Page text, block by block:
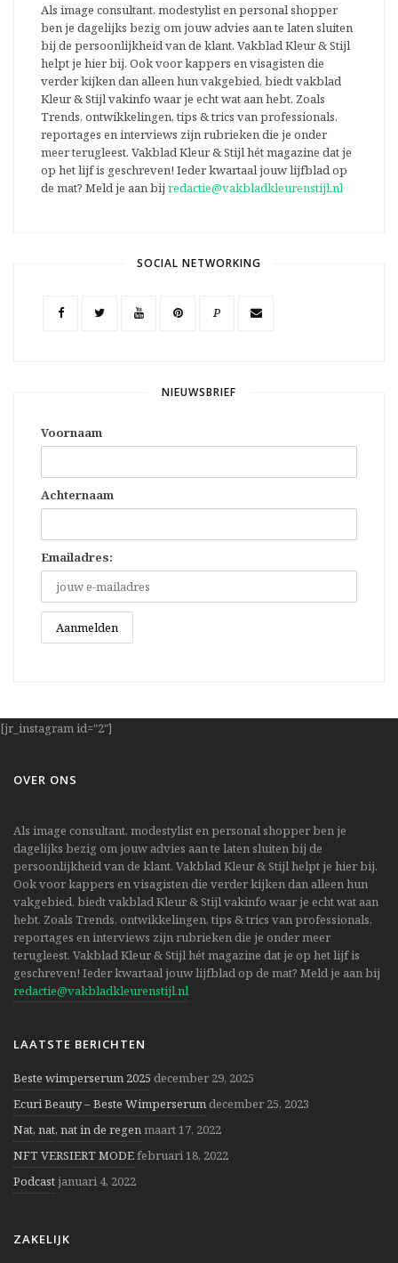
Als image consultant, modestylist en personal shopper
ben je dagelijks bezig om jouw advies aan te laten sluiten
bij de persoonlijkheid van de klant. Vakblad Kleur & Stijl
helpt je hier bij. Ook voor kappers en visagisten die
verder kijken dan alleen hun vakgebied, biedt vakblad
Kleur & Stijl vakinfo waar je echt wat aan hebt. Zoals
Trends, ontwikkelingen, tips & trics van professionals,
reportages en interviews zijn rubrieken die je onder
meer terugleest. Vakblad Kleur & Stijl hét magazine dat je
op het lijf is geschreven! Ieder kwartaal jouw lijfblad op
de mat? Meld je aan bij redactie@vakbladkleurenstijl.nl
SOCIAL NETWORKING
P
NIEUWSBRIEF
Voornaam
Achternaam
Emailadres:
[jr_instagram id="2"]
OVER ONS
Als image consultant, modestylist en personal shopper ben je
dagelijks bezig om jouw advies aan te laten sluiten bij de
persoonlijkheid van de klant. Vakblad Kleur & Stijl helpt je hier bij.
Ook voor kappers en visagisten die verder kijken dan alleen hun
vakgebied, biedt vakblad Kleur & Stijl vakinfo waar je echt wat aan
hebt. Zoals Trends, ontwikkelingen, tips & trics van professionals,
reportages en interviews zijn rubrieken die je onder meer
terugleest. Vakblad Kleur & Stijl hét magazine dat je op het lijf is
geschreven! Ieder kwartaal jouw lijfblad op de mat? Meld je aan bij
redactie@vakbladkleurenstijl.nl
LAATSTE BERICHTEN
Beste wimperserum 2025 december 29, 2025
Ecuri Beauty – Beste Wimperserum december 25, 2023
Nat, nat, nat in de regenmaart 17, 2022
NFT VERSIERT MODEfebruari 18, 2022
Podcastjanuari 4, 2022
ZAKELIJK